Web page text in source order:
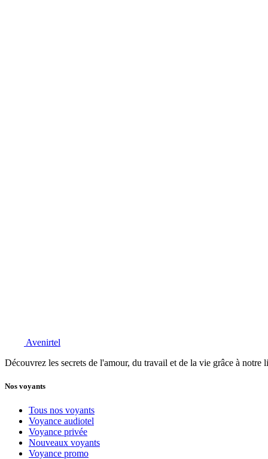
Avenirtel
Découvrez les secrets de l'amour, du travail et de la vie grâce à notre
Nos voyants
Tous nos voyants
Voyance audiotel
Voyance privée
Nouveaux voyants
Voyance promo